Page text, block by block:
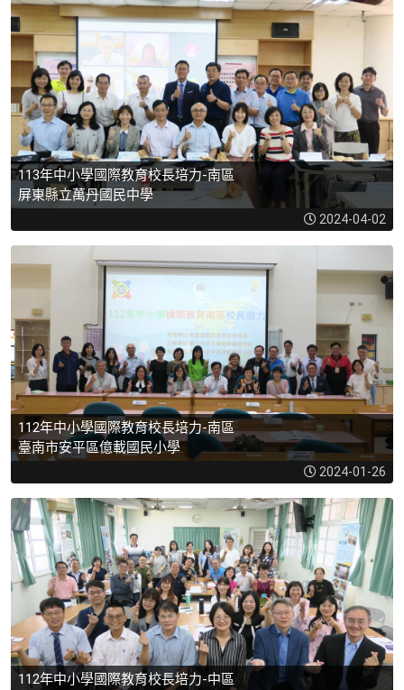
113年中小學國際教育校長培力-南區
屏東縣立萬丹國民中學
2024-04-02
112年中小學國際教育校長培力-南區
臺南市安平區億載國民小學
2024-01-26
112年中小學國際教育校長培力-中區